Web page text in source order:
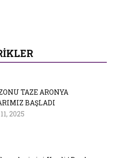
TAZE ARONYA
BAŞLADI
2025